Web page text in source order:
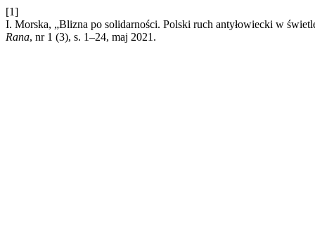
[1]
I. Morska, „Blizna po solidarności. Polski ruch antyłowiecki w
Rana, nr 1 (3), s. 1–24, maj 2021.